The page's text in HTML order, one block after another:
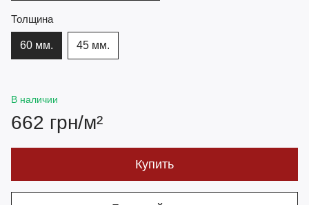
Толщина
60 мм. 45 мм.
В наличии
662 грн/м²
Купить